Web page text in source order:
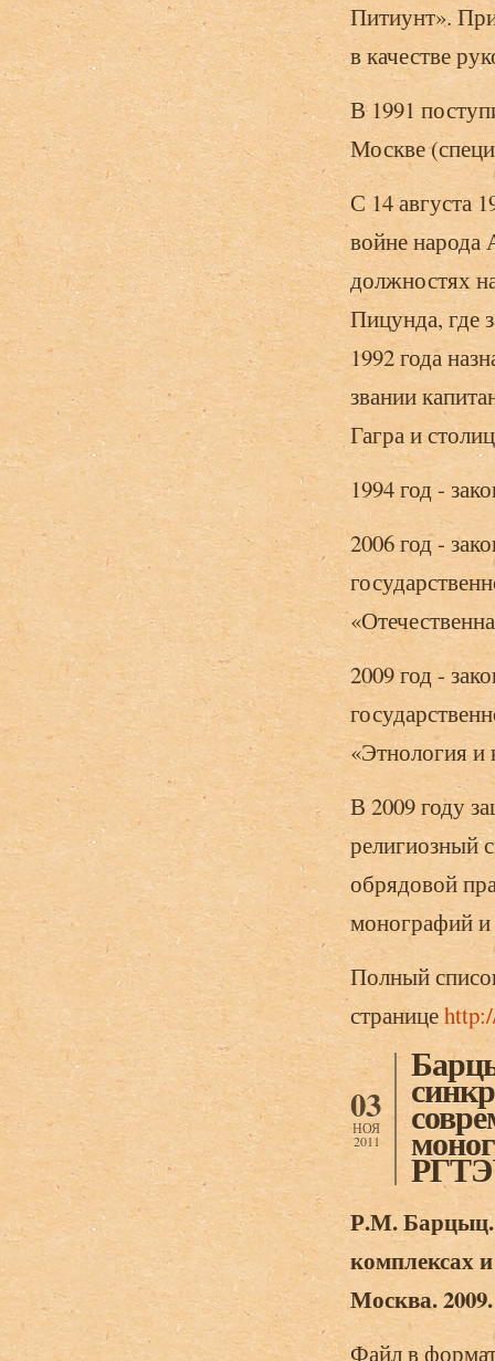
Питиунт».
в качестве
В 1991
Москве
С 14 августа
войне народа
должностях
Пицунда, где
1992 года
звании
Гагра и
1994 год -
2006 год -
2009 год -
«Этнология и
В 2009 году
религиозный
обрядовой
монографий и
Полный
странице
03
НОЯ
2011
Р.М. Барцыц.
комплексах
Москва. 2009.
Файл в